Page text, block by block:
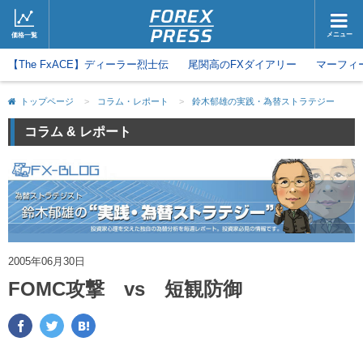
価格一覧 メニュー
ホーム ニュース
取引会社 マーケット
コラム・レポート
動画
【The FxACE】ディーラー烈士伝 尾関高のFXダイアリー マーフィ
トップページ > コラム・レポート > 鈴木郁雄の実践・為替ストラテジー
コラム & レポート
2005年06月30日
FOMC攻撃 vs 短観防御